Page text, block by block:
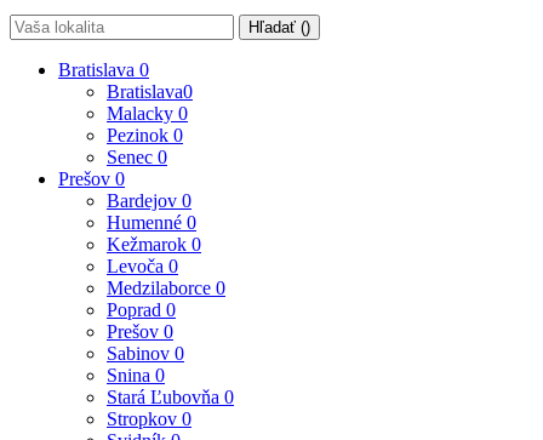
Hľadať ()
Bratislava 0
Bratislava0
Malacky 0
Pezinok 0
Senec 0
Prešov 0
Bardejov 0
Humenné 0
Kežmarok 0
Levoča 0
Medzilaborce 0
Poprad 0
Prešov 0
Sabinov 0
Snina 0
Stará Ľubovňa 0
Stropkov 0